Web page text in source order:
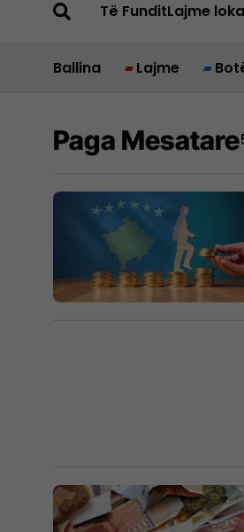
Të FunditLajme
Ballina Lajme
Paga Mesatare